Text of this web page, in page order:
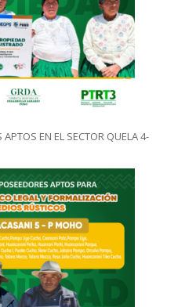
EN EL SECTOR QUELA 4-